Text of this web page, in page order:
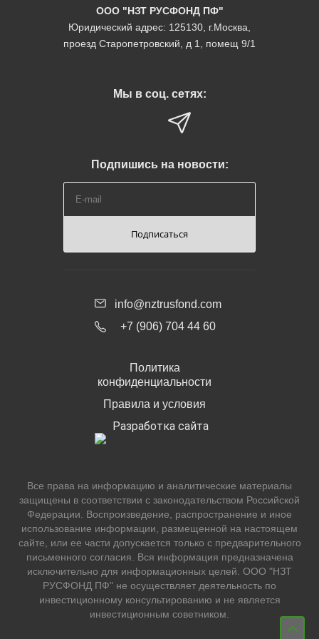
ООО "НЗТ РУСФОНД ПФ"
Юридический адрес: 125130, г.Москва,
проезд Старопетровский, д 1, помещ 9/1
Мы в соц. сетях:
Подпишись на новости:
Подписаться
info@nztrusfond.com
+7 (906) 704 44 60
Политика
конфиденциальности
Правила и условия
Разработка сайта
Все права на информацию и аналитические материалы
защищены в соответствии с законодательством Российской
Федерации. Воспроизведение, распространение и иное
использование информации, размещенной на настоящем
сайте, или ее части допускается только с предварительного
письменного согласия. Вся информация предназначена
исключительно для информационных целей. ООО "НЗТ
РУСФОНД ПФ" не осуществляет деятельность по
инвестиционному консультированию и не является
инвестиционным советником.